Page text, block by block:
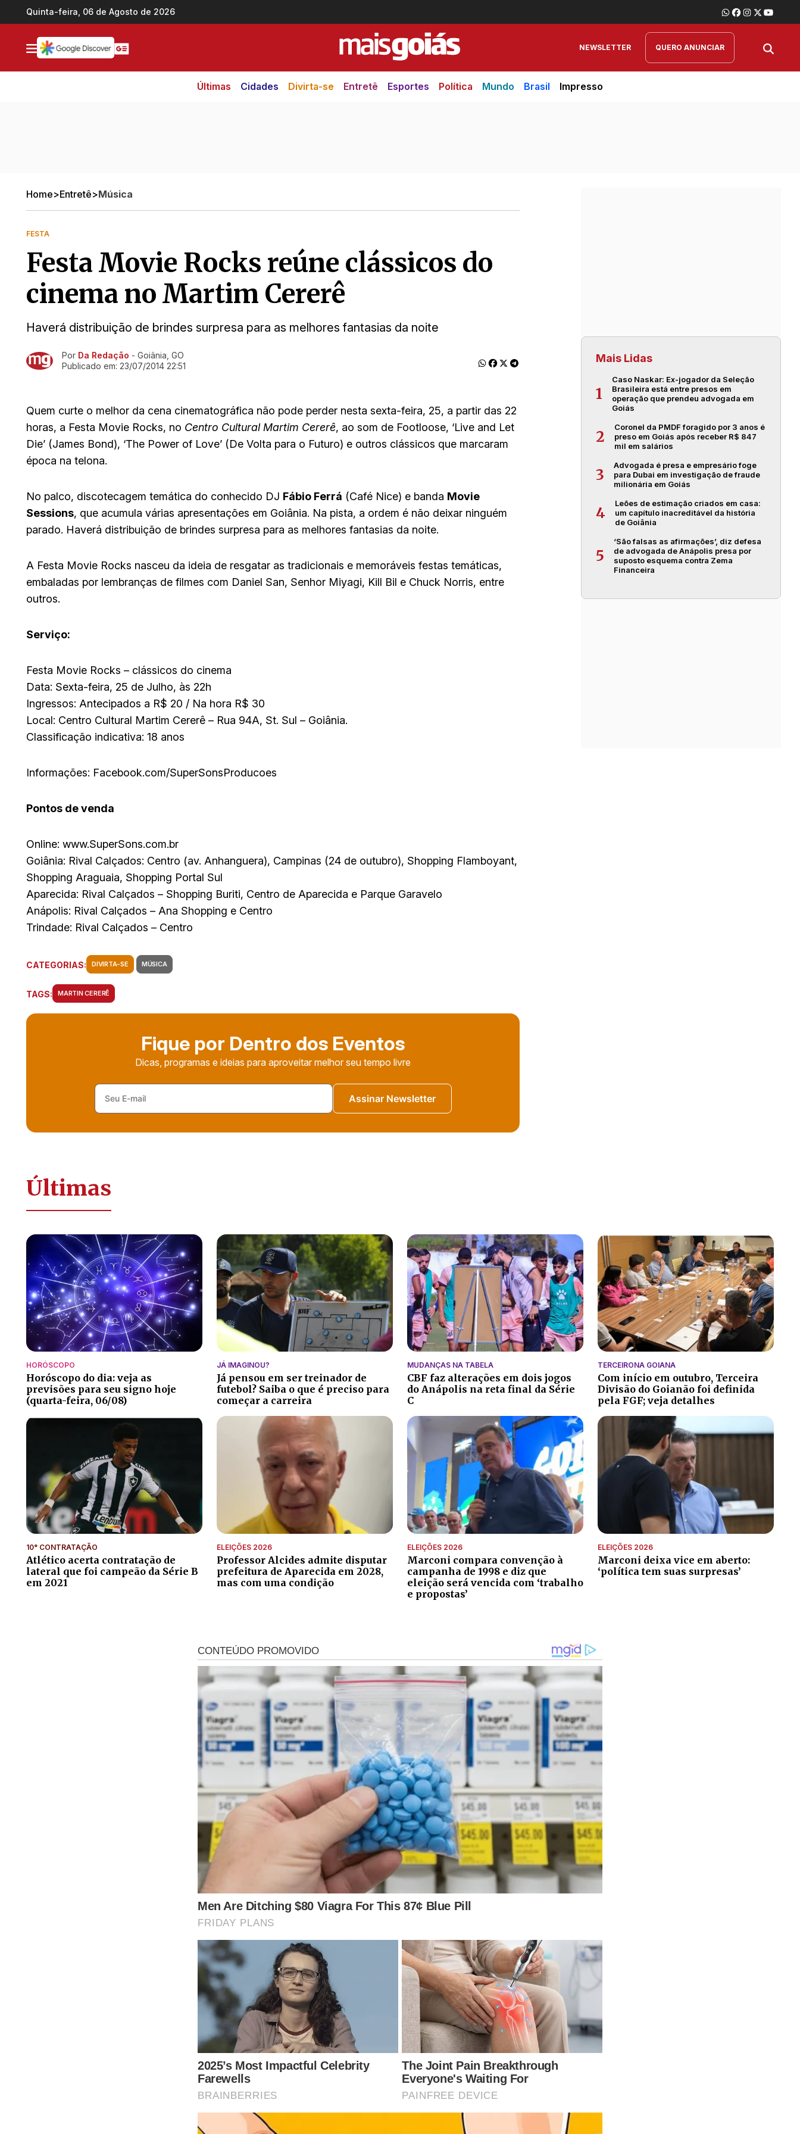
Ir direto pro conteúdo
Quinta-feira, 06 de Agosto de 2026
NEWSLETTER QUERO ANUNCIAR
Últimas Cidades Divirta-se Entretê Esportes Política Mundo Brasil Impresso
Home>Entretê>Música
FESTA
Festa Movie Rocks reúne clássicos do
cinema no Martim Cererê
Haverá distribuição de brindes surpresa para as melhores fantasias da noite
Ir direto pra matéria
Por Da Redação - Goiânia, GO
Publicado em: 23/07/2014 22:51
Quem curte o melhor da cena cinematográfica não pode perder nesta sexta-feira, 25, a partir das 22
horas, a Festa Movie Rocks, no Centro Cultural Martim Cererê, ao som de Footloose, ‘Live and Let
Die’ (James Bond), ‘The Power of Love’ (De Volta para o Futuro) e outros clássicos que marcaram
época na telona.
No palco, discotecagem temática do conhecido DJ Fábio Ferrá (Café Nice) e banda Movie
Sessions, que acumula várias apresentações em Goiânia. Na pista, a ordem é não deixar ninguém
parado. Haverá distribuição de brindes surpresa para as melhores fantasias da noite.
A Festa Movie Rocks nasceu da ideia de resgatar as tradicionais e memoráveis festas temáticas,
embaladas por lembranças de filmes com Daniel San, Senhor Miyagi, Kill Bil e Chuck Norris, entre
outros.
Serviço:
Festa Movie Rocks – clássicos do cinema
Data: Sexta-feira, 25 de Julho, às 22h
Ingressos: Antecipados a R$ 20 / Na hora R$ 30
Local: Centro Cultural Martim Cererê – Rua 94A, St. Sul – Goiânia.
Classificação indicativa: 18 anos
Informações: Facebook.com/SuperSonsProducoes
Pontos de venda
Online: www.SuperSons.com.br
Goiânia: Rival Calçados: Centro (av. Anhanguera), Campinas (24 de outubro), Shopping Flamboyant,
Shopping Araguaia, Shopping Portal Sul
Aparecida: Rival Calçados – Shopping Buriti, Centro de Aparecida e Parque Garavelo
Anápolis: Rival Calçados – Ana Shopping e Centro
Trindade: Rival Calçados – Centro
CATEGORIAS: DIVIRTA-SE MÚSICA
TAGS: MARTIN CERERÊ
Fique por Dentro dos Eventos
Dicas, programas e ideias para aproveitar melhor seu tempo livre
Assinar Newsletter
Mais Lidas
1
Caso Naskar: Ex-jogador da Seleção
Brasileira está entre presos em
operação que prendeu advogada em
Goiás
2
Coronel da PMDF foragido por 3 anos é
preso em Goiás após receber R$ 847
mil em salários
3
Advogada é presa e empresário foge
para Dubai em investigação de fraude
milionária em Goiás
4
Leões de estimação criados em casa:
um capítulo inacreditável da história
de Goiânia
5
‘São falsas as afirmações’, diz defesa
de advogada de Anápolis presa por
suposto esquema contra Zema
Financeira
Últimas
HORÓSCOPO
Horóscopo do dia: veja as
previsões para seu signo hoje
(quarta-feira, 06/08)
JÁ IMAGINOU?
Já pensou em ser treinador de
futebol? Saiba o que é preciso para
começar a carreira
MUDANÇAS NA TABELA
CBF faz alterações em dois jogos
do Anápolis na reta final da Série
C
TERCEIRONA GOIANA
Com início em outubro, Terceira
Divisão do Goianão foi definida
pela FGF; veja detalhes
10° CONTRATAÇÃO
Atlético acerta contratação de
lateral que foi campeão da Série B
em 2021
ELEIÇÕES 2026
Professor Alcides admite disputar
prefeitura de Aparecida em 2028,
mas com uma condição
ELEIÇÕES 2026
Marconi compara convenção à
campanha de 1998 e diz que
eleição será vencida com ‘trabalho
e propostas’
ELEIÇÕES 2026
Marconi deixa vice em aberto:
‘política tem suas surpresas’